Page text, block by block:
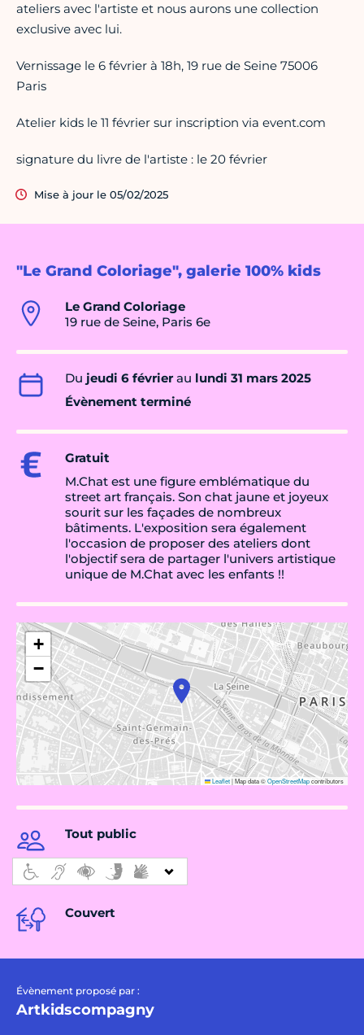
"Le Grand Coloriage", galerie 100% kids
Le Grand Coloriage
19 rue de Seine, Paris 6e
Du jeudi 6 févrierau lundi 31 mars 2025
Évènement terminé
Gratuit
M.Chat est une figure emblématique du
street art français. Son chat jaune et joyeux
sourit sur les façades de nombreux
bâtiments. L'exposition sera également
l'occasion de proposer des ateliers dont
l'objectif sera de partager l'univers artistique
unique de M.Chat avec les enfants !!
+
−
Leaflet|Map data ©OpenStreetMapcontributors
Tout public
Couvert
Évènement proposé par :
Artkidscompagny
ateliers avec l'artiste et nous aurons une collection
exclusive avec lui.
Vernissage le 6 février à 18h, 19 rue de Seine 75006
Paris
Atelier kids le 11 février sur inscription via event.com
signature du livre de l'artiste : le 20 février
Mise à jour le 05/02/2025